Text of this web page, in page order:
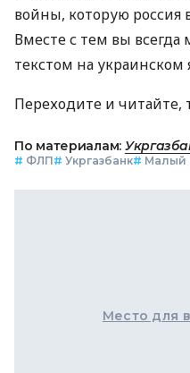
войны, которую россия
Вместе с тем вы всегда
текстом на украинском
Переходите и читайте,
По материалам:
# ФЛП# Укргазбанк# Малый
Место для